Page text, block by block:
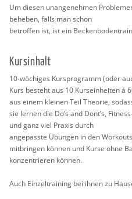
Um die­sen un­an­ge­neh­men
be­he­ben, falls man schon
be­trof­fen ist, ist ein
Kurs­in­halt
10-wö­chi­ges Kurs­pro­gramm (oder
Kurs be­steht aus 10 Kurs­ein­hei­ten á
aus einem klei­nen Teil Theo­rie,
sie ler­nen die Do’s and Dont’s,
und ganz viel Pra­xis durch
an­ge­pass­te Übun­gen in den
mit­brin­gen kön­nen und Kurse ohne
kon­zen­trie­ren kön­nen.
Auch Ein­zel­trai­ning bei ihnen zu